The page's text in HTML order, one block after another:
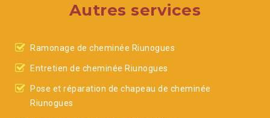
Autres services
Ramonage de cheminée Riunogues
Entretien de cheminée Riunogues
Pose et réparation de chapeau de cheminée
Riunogues